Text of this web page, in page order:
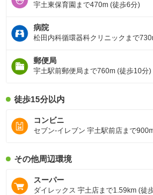
宇土東保育園まで470m (徒歩6分)
病院
松田内科循環器科クリニックまで
郵便局
宇土駅前郵便局まで760m (徒歩10分)
徒歩15分以内
コンビニ
セブン-イレブン 宇土駅前店まで
その他周辺環境
スーパー
ダイレックス 宇土店まで1.59km (徒